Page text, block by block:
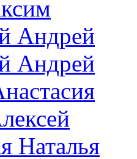
Андрей
Андрей
Наталья